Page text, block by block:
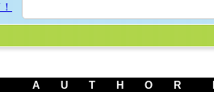
A U T H O R